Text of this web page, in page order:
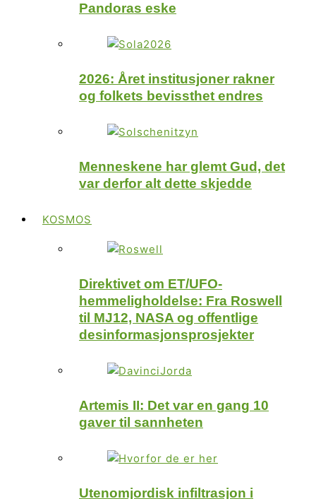
Pandoras eske
2026: Året institusjoner rakner
og folkets bevissthet endres
Menneskene har glemt Gud, det
var derfor alt dette skjedde
KOSMOS
Direktivet om ET/UFO-
hemmeligholdelse: Fra Roswell
til MJ12, NASA og offentlige
desinformasjonsprosjekter
Artemis II: Det var en gang 10
gaver til sannheten
Utenomjordisk infiltrasjon i